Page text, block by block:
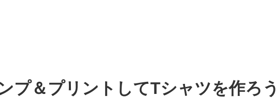
プ＆プリントしてTシャツを作ろ